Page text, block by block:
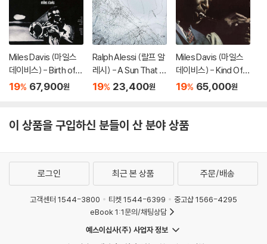
Miles Davis (마일스
데이비스) - Birth of t
he Cool [SACD Hybr
19% 67,900원
Ralph Alessi (랄프 알
레시) - A Sun That N
ever Sets
19% 23,400원
Miles Davis (마일스
데이비스) - Kind Of B
lue [2 SACD Hybrid]
19% 65,000원
이 상품을 구입하신 분들이 산 분야 상품
로그인 최근 본 상품 주문/배송
고객센터 1544-3800 티켓 1544-6399
중고샵 1566-4295
eBook 1:1문의/채팅상담
예스이십사(주) 사업자 정보